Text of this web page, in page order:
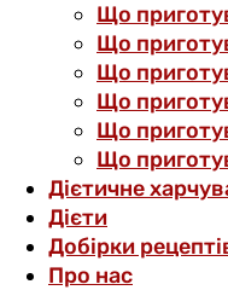
Що
Що
Що
Що
Що
Що
Дієтичне
Дієти
Добірки
Про нас